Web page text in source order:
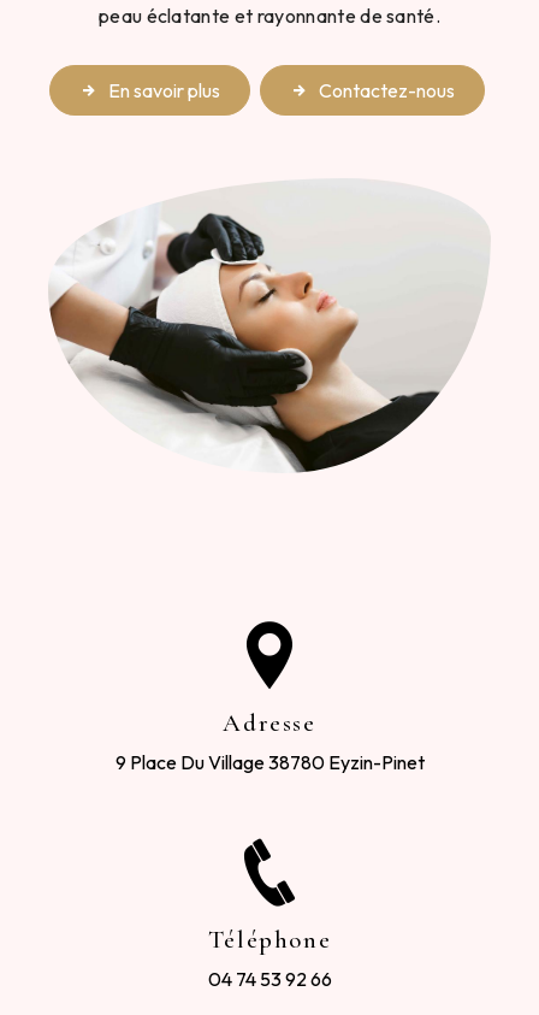
peau éclatante et rayonnante de santé.
En savoir plus Contactez-nous
Adresse
9 Place Du Village38780 Eyzin-Pinet
Téléphone
04 74 53 92 66